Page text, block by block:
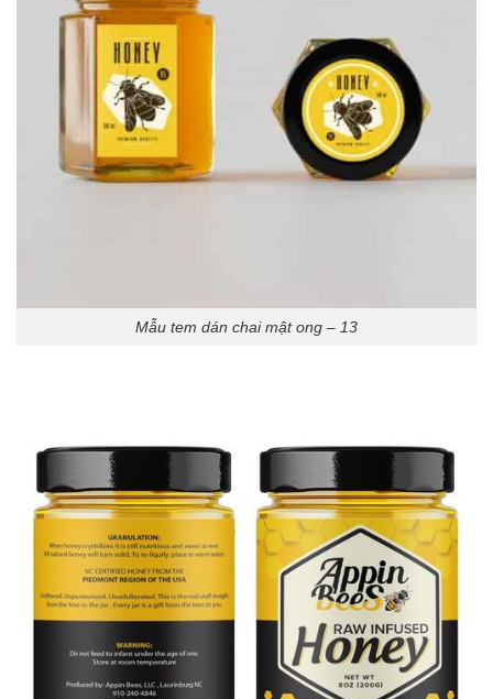
Mẫu tem dán chai mật ong – 13